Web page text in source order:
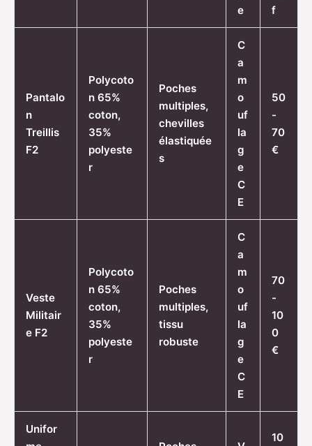
e
f
Pantalo
n
Treillis
F2
Polycoto
n 65%
coton,
35%
polyeste
r
Poches
multiples,
chevilles
élastiquée
s
C
a
m
o
uf
la
g
e
C
E
50
-
70
€
Veste
Militair
e F2
Polycoto
n 65%
coton,
35%
polyeste
r
Poches
multiples,
tissu
robuste
C
a
m
o
uf
la
g
e
C
E
70
-
10
0
€
Unifor
10